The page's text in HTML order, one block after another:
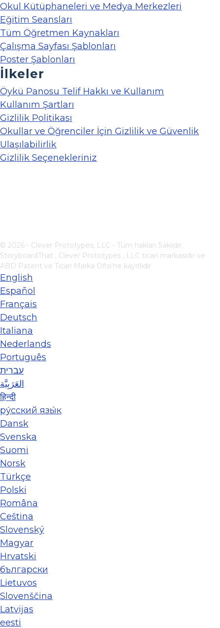
Okul Kütüphaneleri ve Medya Merkezleri
Eğitim Seansları
Tüm Öğretmen Kaynakları
Çalışma Sayfası Şablonları
Poster Şablonları
İlkeler
Öykü Panosu Telif Hakkı ve Kullanım
Kullanım Şartları
Gizlilik Politikası
Okullar ve Öğrenciler İçin Gizlilik ve Güvenlik
Ulaşılabilirlik
Gizlilik Seçenekleriniz
© 2026 - Clever Prototypes, LLC - Tüm hakları Saklıdır.
StoryboardThat , Clever Prototypes , LLC ticari markasıdır ve
ABD Patent ve Ticari Marka Ofisi'ne kayıtlıdır.
English
Español
Français
Deutsch
Italiana
Nederlands
Português
עברית
العَرَبِيَّة
हिन्दी
ру́сский язы́к
Dansk
Svenska
Suomi
Norsk
Türkçe
Polski
Româna
Ceština
Slovenský
Magyar
Hrvatski
български
Lietuvos
Slovenščina
Latvijas
eesti